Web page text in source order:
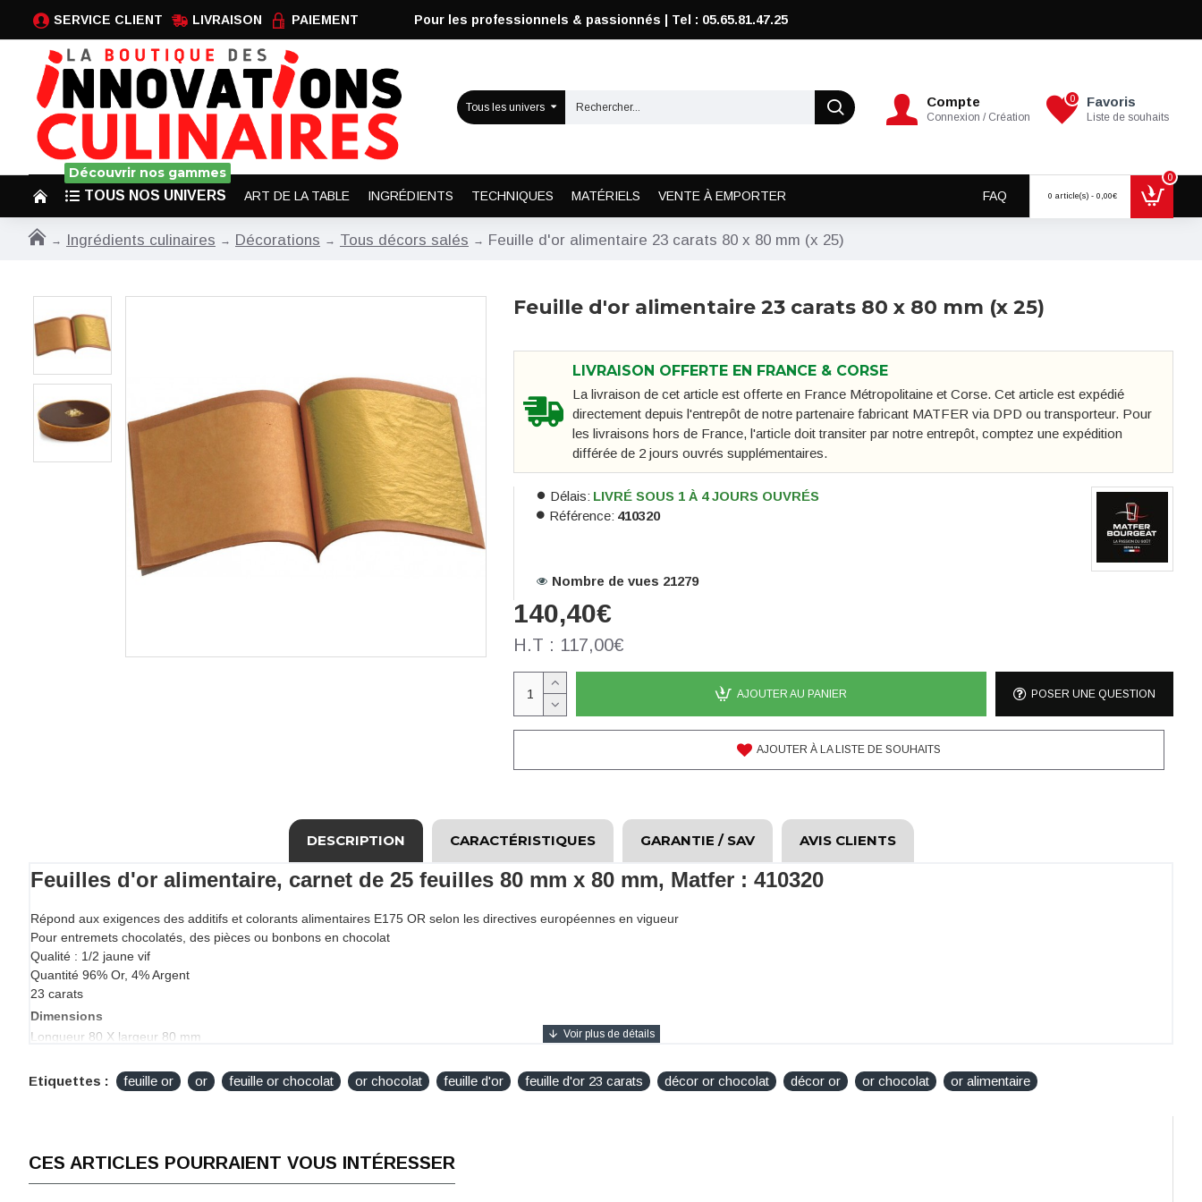
SERVICE CLIENT LIVRAISON PAIEMENT Pour les professionnels & passionnés | Tel : 05.65.81.47.25
Tous les univers Compte
Connexion / Création
Favoris
Liste de souhaits
0
TOUS NOS UNIVERS
Découvrir nos gammes
ART DE LA TABLE INGRÉDIENTS TECHNIQUES MATÉRIELS VENTE À EMPORTER FAQ 0 article(s) - 0,00€
0
Ingrédients culinaires Décorations Tous décors salés Feuille d'or alimentaire 23 carats 80 x 80 mm (x 25)
Feuille d'or alimentaire 23 carats 80 x 80 mm (x 25)
LIVRAISON OFFERTE EN FRANCE & CORSE
La livraison de cet article est offerte en France Métropolitaine et Corse. Cet article est expédié
directement depuis l'entrepôt de notre partenaire fabricant MATFER via DPD ou transporteur. Pour
les livraisons hors de France, l'article doit transiter par notre entrepôt, comptez une expédition
différée de 2 jours ouvrés supplémentaires.
140,40€
H.T : 117,00€
Délais: LIVRÉ SOUS 1 À 4 JOURS OUVRÉS
Référence: 410320
Nombre de vues 21279
AJOUTER AU PANIER POSER UNE QUESTION
AJOUTER À LA LISTE DE SOUHAITS
DESCRIPTION CARACTÉRISTIQUES GARANTIE / SAV AVIS CLIENTS
Feuilles d'or alimentaire, carnet de 25 feuilles 80 mm x 80 mm, Matfer : 410320
Répond aux exigences des additifs et colorants alimentaires E175 OR selon les directives européennes en vigueur
Pour entremets chocolatés, des pièces ou bonbons en chocolat
Qualité : 1/2 jaune vif
Quantité 96% Or, 4% Argent
23 carats
Dimensions
Longueur 80 X largeur 80 mm
Carnet de 25 feuilles d'or 80 mm x 80 mm
Etiquettes : feuille or or feuille or chocolat or chocolat feuille d'or feuille d'or 23 carats décor or chocolat décor or or chocolat or alimentaire
CES ARTICLES POURRAIENT VOUS INTÉRESSER